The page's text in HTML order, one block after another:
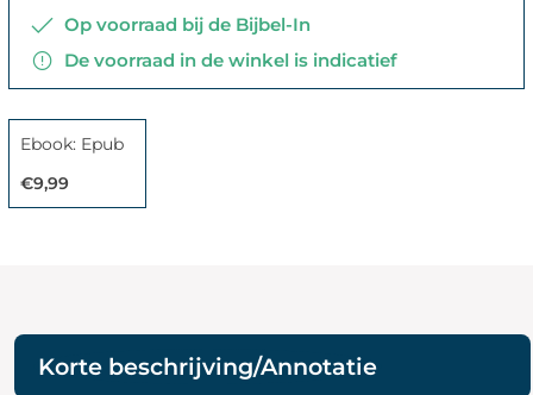
Op voorraad bij de Bijbel-In
De voorraad in de winkel is indicatief
Ebook: Epub
€9,99
Korte beschrijving/Annotatie